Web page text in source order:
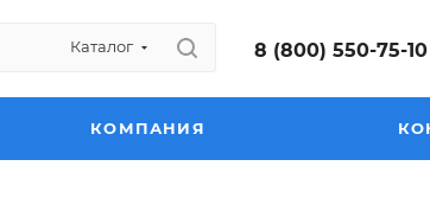
Каталог 8 (800) 550-75-10
КОМПАНИЯ